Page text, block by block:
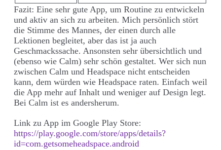
Fazit: Eine sehr gute App, um Routine zu entwickeln
und aktiv an sich zu arbeiten. Mich persönlich stört
die Stimme des Mannes, der einen durch alle
Lektionen begleitet, aber das ist ja auch
Geschmackssache. Ansonsten sehr übersichtlich und
(ebenso wie Calm) sehr schön gestaltet. Wer sich nun
zwischen Calm und Headspace nicht entscheiden
kann, dem würden wie Headspace raten. Einfach weil
die App mehr auf Inhalt und weniger auf Design legt.
Bei Calm ist es andersherum.
Link zu App im Google Play Store:
https://play.google.com/store/apps/details?
id=com.getsomeheadspace.android